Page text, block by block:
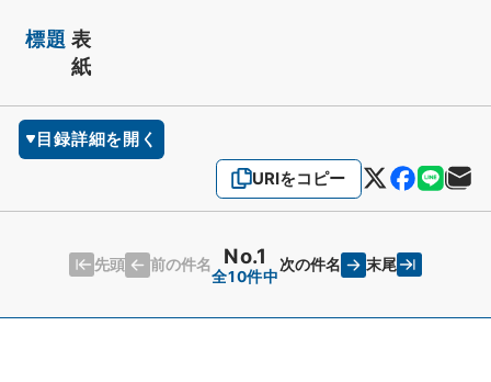
標題 表
紙
目録詳細を開く
URIをコピー
先頭 前の件名 No.1
全10件中
次の件名 末尾